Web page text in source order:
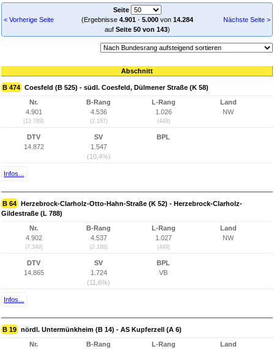
< Vorherige Seite
Seite
(Ergebnisse 4.901- 5.000von 14.284
auf Seite 50 von 143)
Nächste Seite >
Abschnitt
B 474 Coesfeld (B 525) - südl. Coesfeld, Dülmener Straße (K 58)
Nr.
4.901
(13.789)
B-Rang
4.536
(2.187)
L-Rang
1.026
(448)
Land
NW
DTV
14.872
SV
1.547
(10,4%)
BPL
Infos...
B 64 Herzebrock-Clarholz-Otto-Hahn-Straße (K 52) - Herzebrock-Clarholz-
Gildestraße (L 788)
Nr.
4.902
(7.349)
B-Rang
4.537
(2.188)
L-Rang
1.027
(449)
Land
NW
DTV
14.865
SV
1.724
(11,6%)
BPL
VB
Infos...
B 19 nördl. Untermünkheim (B 14) - AS Kupferzell (A 6)
Nr.
B-Rang
L-Rang
Land